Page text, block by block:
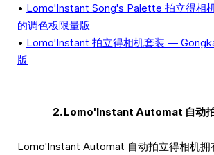
• Lomo'Instant Song's Palette 拍立得相
的调色板限量版
• Lomo'Instant 拍立得相机套装 —
版
2. Lomo'Instant Automat 自动
Lomo'Instant Automat 自动拍立得相机